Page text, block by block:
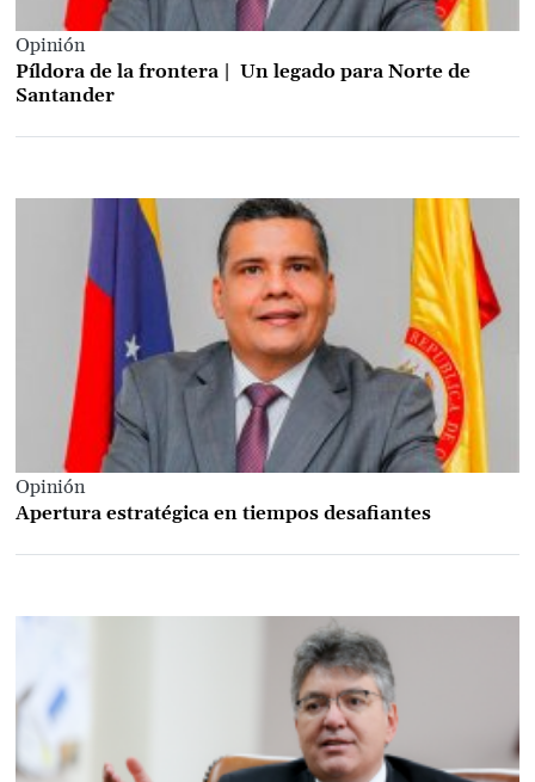
Opinión
Píldora de la frontera | Un legado para Norte de
Santander
Opinión
Apertura estratégica en tiempos desafiantes